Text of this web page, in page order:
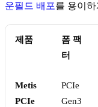
운필드 배포를 용이
제품
폼 팩
터
Metis
PCIe
PCIe
Gen3